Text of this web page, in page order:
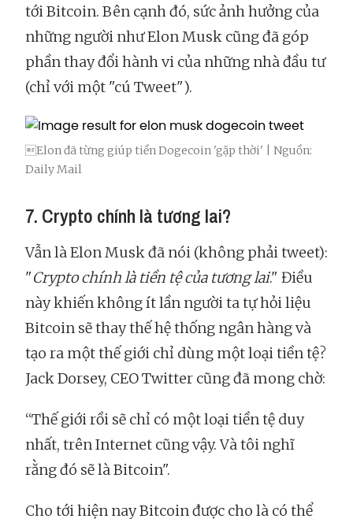
tới Bitcoin. Bên cạnh đó, sức ảnh hưởng của
những người như Elon Musk cũng đã góp
phần thay đổi hành vi của những nhà đầu tư
(chỉ với một "cú Tweet").
Elon đã từng giúp tiền Dogecoin 'gặp thời' | Nguồn:
Daily Mail
7. Crypto chính là tương lai?
Vẫn là Elon Musk đã nói (không phải tweet):
"Crypto chính là tiền tệ của tương lai." Điều
này khiến không ít lần người ta tự hỏi liệu
Bitcoin sẽ thay thế hệ thống ngân hàng và
tạo ra một thế giới chỉ dùng một loại tiền tệ?
Jack Dorsey, CEO Twitter cũng đã mong chờ:
“Thế giới rồi sẽ chỉ có một loại tiền tệ duy
nhất, trên Internet cũng vậy. Và tôi nghĩ
rằng đó sẽ là Bitcoin".
Cho tới hiện nay Bitcoin được cho là có thể